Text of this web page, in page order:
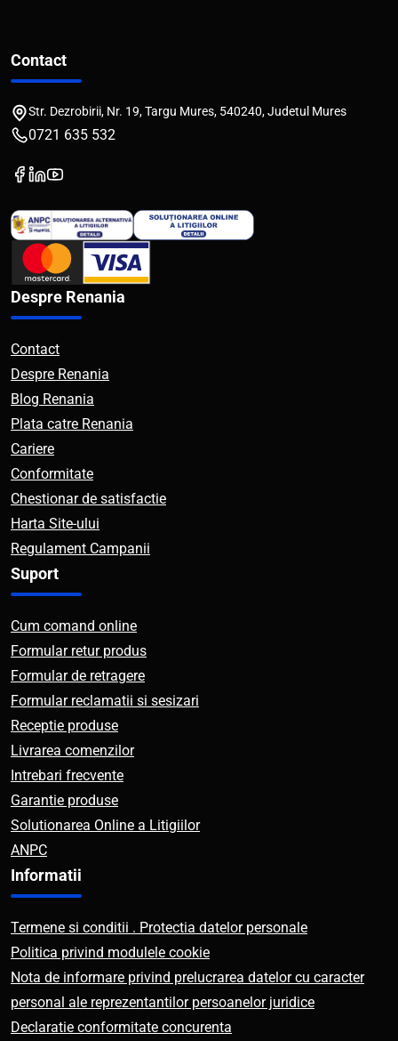
Contact
Str. Dezrobirii, Nr. 19, Targu Mures, 540240, Judetul Mures
0721 635 532
Despre Renania
Contact
Despre Renania
Blog Renania
Plata catre Renania
Cariere
Conformitate
Chestionar de satisfactie
Harta Site-ului
Regulament Campanii
Suport
Cum comand online
Formular retur produs
Formular de retragere
Formular reclamatii si sesizari
Receptie produse
Livrarea comenzilor
Intrebari frecvente
Garantie produse
Solutionarea Online a Litigiilor
ANPC
Informatii
Termene si conditii . Protectia datelor personale
Politica privind modulele cookie
Nota de informare privind prelucrarea datelor cu caracter
personal ale reprezentantilor persoanelor juridice
Declaratie conformitate concurenta